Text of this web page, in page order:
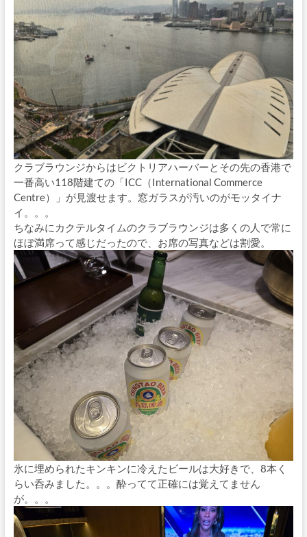
クラブラウンジからはビクトリアハーバーとその先の香港で
一番高い118階建ての「ICC（International Commerce
Centre）」が見渡せます。窓ガラスが汚いのがモッタイナ
イ。。。
ちなみにカクテルタイムのクラブラウンジは多くの人で常に
ほぼ満席って感じだったので、お席の写真などは割愛。
氷に埋められたキンキンに冷えたビールは大好きで、8本く
らい呑みました。。。酔ってて正確には覚えてません
が。。。